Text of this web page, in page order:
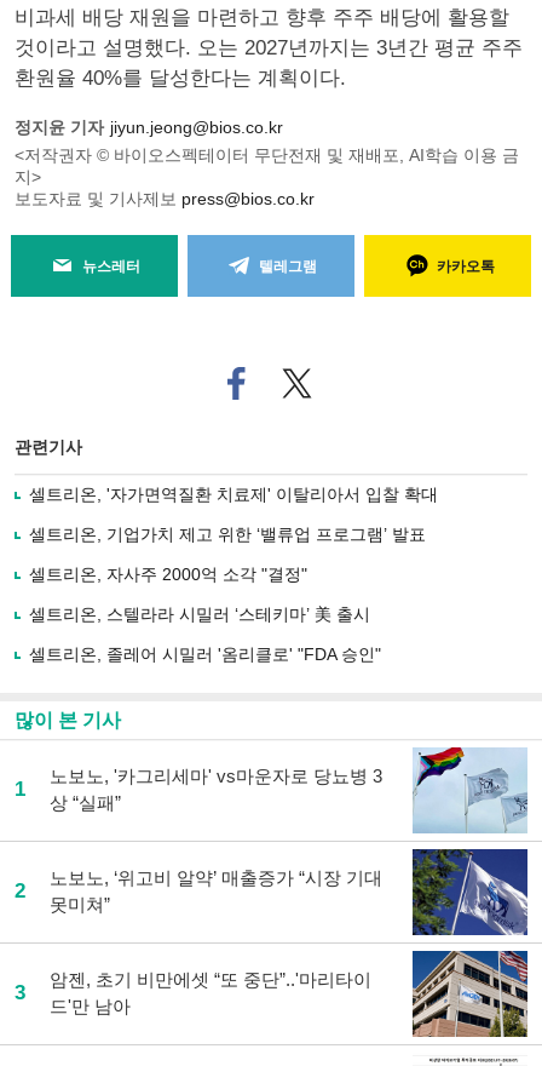
비과세 배당 재원을 마련하고 향후 주주 배당에 활용할
것이라고 설명했다. 오는 2027년까지는 3년간 평균 주주
환원율 40%를 달성한다는 계획이다.
정지윤 기자 jiyun.jeong@bios.co.kr
<저작권자 © 바이오스펙테이터 무단전재 및 재배포, AI학습 이용 금
지>
보도자료 및 기사제보 press@bios.co.kr
뉴스레터 텔레그램 카카오톡
페
이
로
기
사
유
기
트위
터로
관련기사
셀트리온, '자가면역질환 치료제' 이탈리아서 입찰 확대
셀트리온, 기업가치 제고 위한 ‘밸류업 프로그램’ 발표
셀트리온, 자사주 2000억 소각 "결정"
셀트리온, 스텔라라 시밀러 ‘스테키마’ 美 출시
셀트리온, 졸레어 시밀러 '옴리클로' "FDA 승인"
많이 본 기사
1
노보노, '카그리세마' vs마운자로 당뇨병 3
상 “실패”
2
노보노, ‘위고비 알약’ 매출증가 “시장 기대
못미쳐”
3
암젠, 초기 비만에셋 “또 중단”..'마리타이
드'만 남아